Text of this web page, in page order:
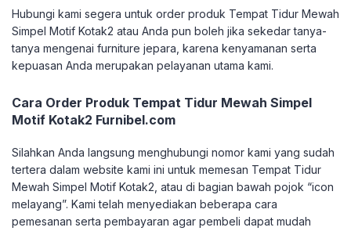
Hubungi kami segera untuk order produk Tempat Tidur Mewah
Simpel Motif Kotak2 atau Anda pun boleh jika sekedar tanya-
tanya mengenai furniture jepara, karena kenyamanan serta
kepuasan Anda merupakan pelayanan utama kami.
Cara Order Produk Tempat Tidur Mewah Simpel
Motif Kotak2 Furnibel.com
Silahkan Anda langsung menghubungi nomor kami yang sudah
tertera dalam website kami ini untuk memesan Tempat Tidur
Mewah Simpel Motif Kotak2, atau di bagian bawah pojok “icon
melayang”. Kami telah menyediakan beberapa cara
pemesanan serta pembayaran agar pembeli dapat mudah